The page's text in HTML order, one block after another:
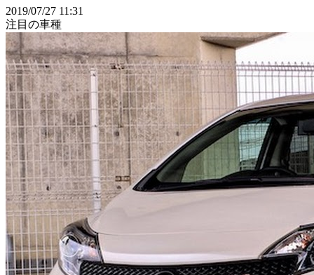
2019/07/27 11:31
注目の車種